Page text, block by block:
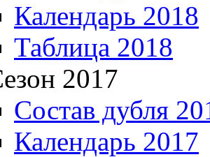
Календарь 2018
Таблица 2018
2017
Состав дубля
Календарь 2017